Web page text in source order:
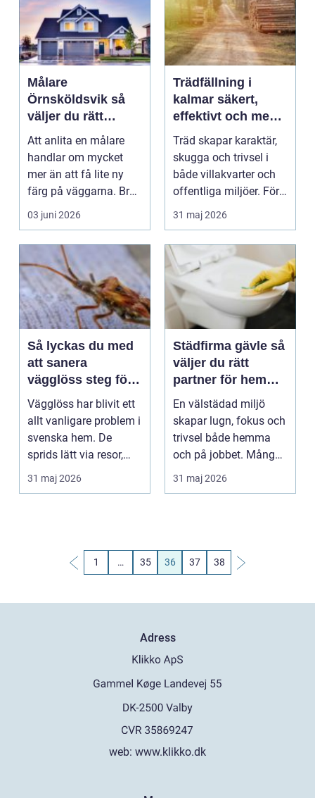
Målare
Örnsköldsvik så
väljer du rätt
hantverkare för
hem och företag
Att anlita en målare
handlar om mycket
mer än att få lite ny
färg på väggarna. Bra
måleri höjer värd...
03 juni 2026
Trädfällning i
kalmar säkert,
effektivt och med
omtanke om
miljön
Träd skapar karaktär,
skugga och trivsel i
både villakvarter och
offentliga miljöer. Förr
eller sena...
31 maj 2026
Så lyckas du med
att sanera
vägglöss steg för
steg
Vägglöss har blivit ett
allt vanligare problem i
svenska hem. De
sprids lätt via resor,
begagnade mö...
31 maj 2026
Städfirma gävle så
väljer du rätt
partner för hem
och företag
En välstädad miljö
skapar lugn, fokus och
trivsel både hemma
och på jobbet. Många i
Gävle märker at...
31 maj 2026
1 … 35 36 37 38
Adress
web: www.klikko.dk